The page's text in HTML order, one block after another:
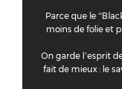
Parce que le
moins de folie et
On garde l’esprit
fait de mieux : le